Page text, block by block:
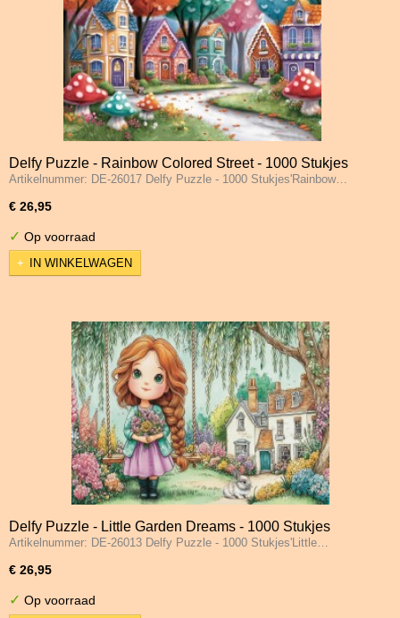
Delfy Puzzle - Rainbow Colored Street - 1000 Stukjes
Artikelnummer: DE-26017 Delfy Puzzle - 1000 Stukjes'Rainbow…
€ 26,95
✓ Op voorraad
IN WINKELWAGEN
Delfy Puzzle - Little Garden Dreams - 1000 Stukjes
Artikelnummer: DE-26013 Delfy Puzzle - 1000 Stukjes'Little…
€ 26,95
✓ Op voorraad